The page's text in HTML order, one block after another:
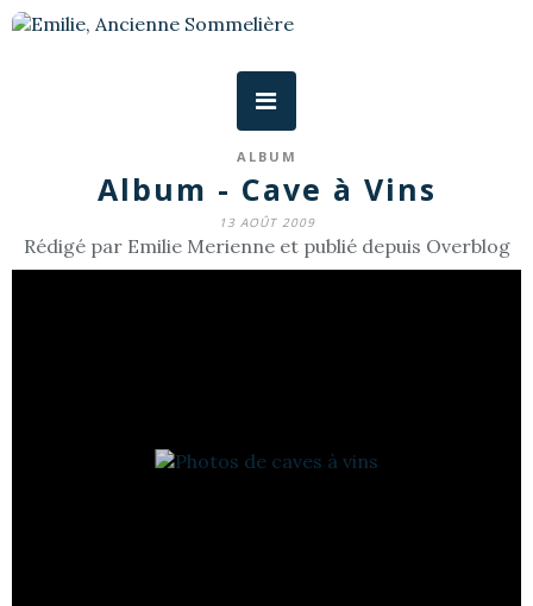
ALBUM
Album - Cave à Vins
13 AOÛT 2009
Rédigé par Emilie Merienne et publié depuis Overblog